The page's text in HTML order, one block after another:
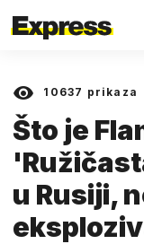
10637 prikaza
Što je
u Rusiji,